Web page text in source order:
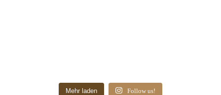
Mehr laden Follow us!